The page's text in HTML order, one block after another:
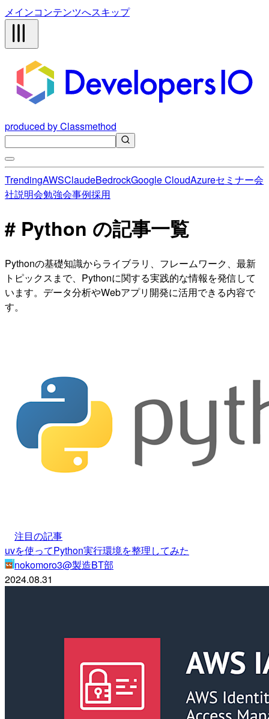
メインコンテンツへスキップ
produced by Classmethod
TrendingAWSClaudeBedrockGoogle CloudAzureセミナー会
社説明会勉強会事例採用
# Python の記事一覧
Pythonの基礎知識からライブラリ、フレームワーク、最新
トピックスまで、Pythonに関する実践的な情報を発信して
います。データ分析やWebアプリ開発に活用できる内容で
す。
注目の記事
uvを使ってPython実行環境を整理してみた
nokomoro3@製造BT部
2024.08.31